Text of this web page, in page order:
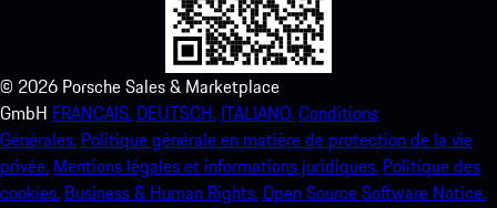
© 2026 Porsche Sales & Marketplace
GmbH FRANCAIS. DEUTSCH. ITALIANO.Conditions
Générales. Politique générale en matière de protection de la vie
privée. Mentions légales et informations juridiques. Politique des
cookies. Business & Human Rights.Open Source Software Notice.